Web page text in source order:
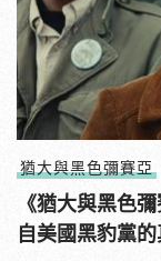
猶大與黑色彌賽亞
《猶大與黑色
自美國黑豹黨的